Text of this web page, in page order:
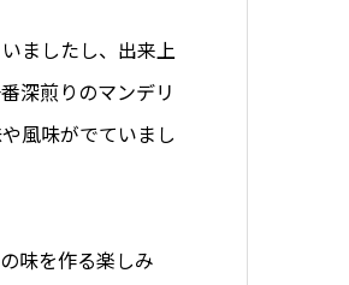
ましたし、出来上
深煎りのマンデリ
風味がでていまし
味を作る楽しみ